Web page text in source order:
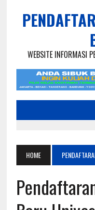
WEBSITE INFORMASI
HOME